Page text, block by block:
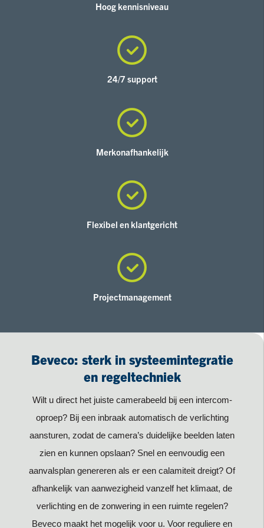
Hoog kennisniveau
24/7 support
Merkonafhankelijk
Flexibel en klantgericht
Projectmanagement
Beveco: sterk in systeemintegratie
en regeltechniek
Wilt u direct het juiste camerabeeld bij een intercom-
oproep? Bij een inbraak automatisch de verlichting
aansturen, zodat de camera’s duidelijke beelden laten
zien en kunnen opslaan? Snel en eenvoudig een
aanvalsplan genereren als er een calamiteit dreigt? Of
afhankelijk van aanwezigheid vanzelf het klimaat, de
verlichting en de zonwering in een ruimte regelen?
Beveco maakt het mogelijk voor u. Voor reguliere en